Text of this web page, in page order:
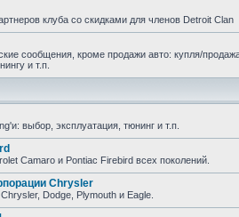
клуба со скидками для членов Detroit Clan
сообщения, кроме продажи авто: купля/
и т.п.
выбор, эксплуатация, тюнинг и т.п.
Camaro и Pontiac Firebird всех поколений.
Chrysler
Dodge, Plymouth и Eagle.